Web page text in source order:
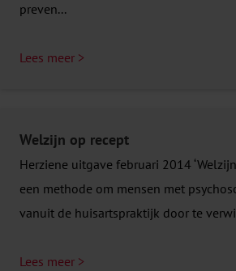
preven...
Lees meer >
Welzijn op recept
Herziene uitgave februari 2014
een methode om mensen met
vanuit de huisartspraktijk door te
Lees meer >